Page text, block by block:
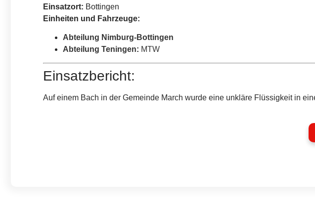
Einsatzort: Bottingen
Einheiten und Fahrzeuge:
Abteilung Nimburg-Bottingen
Abteilung Teningen: MTW
Einsatzbericht:
Auf einem Bach in der Gemeinde March wurde eine unkläre Flüssigkeit in